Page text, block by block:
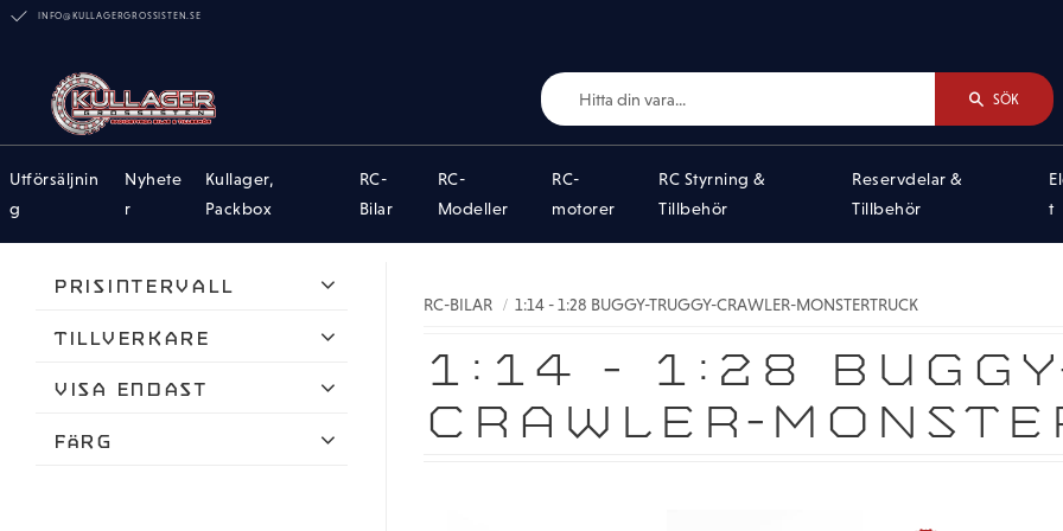
INFO@KULLAGERGROSSISTEN.SE
SÖK
Utförsäljnin
g
Nyhete
r
Kullager,
Packbox
RC-
Bilar
RC-
Modeller
RC-
motorer
RC Styrning &
Tillbehör
Reservdelar &
Tillbehör
t
Prisintervall
Tillverkare
Carisma
Visa endast
Färg
1:14 - 1:28
CRAWLER-
RC-BILAR 1:14 - 1:28 BUGGY-TRUGGY-CRAWLER-MONSTERTRUCK